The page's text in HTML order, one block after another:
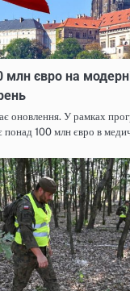
млн євро на
оновлення. У рамках
100 млн євро в